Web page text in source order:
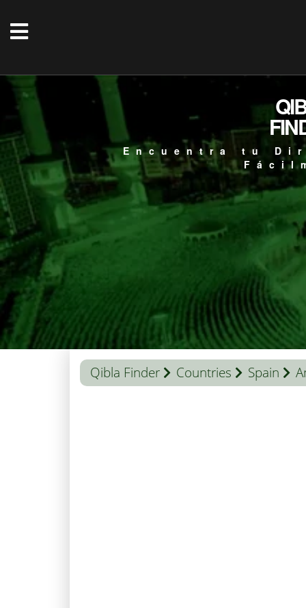
Encuentra tu
Qibla Finder Countries Spain